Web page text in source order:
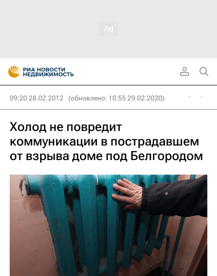
09:20 28.02.2012 (обновлено: 10:55 29.02.2020)
Холод не повредит
коммуникации в пострадавшем
от взрыва доме под Белгородом